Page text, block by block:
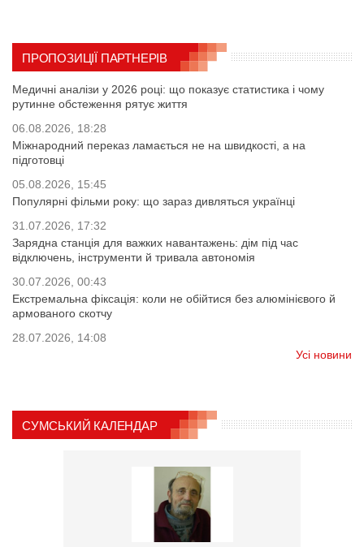
ПРОПОЗИЦІЇ ПАРТНЕРІВ
Медичні аналізи у 2026 році: що показує статистика і чому
рутинне обстеження рятує життя
06.08.2026, 18:28
Міжнародний переказ ламається не на швидкості, а на
підготовці
05.08.2026, 15:45
Популярні фільми року: що зараз дивляться українці
31.07.2026, 17:32
Зарядна станція для важких навантажень: дім під час
відключень, інструменти й тривала автономія
30.07.2026, 00:43
Екстремальна фіксація: коли не обійтися без алюмінієвого й
армованого скотчу
28.07.2026, 14:08
Усі новини
СУМСЬКИЙ КАЛЕНДАР